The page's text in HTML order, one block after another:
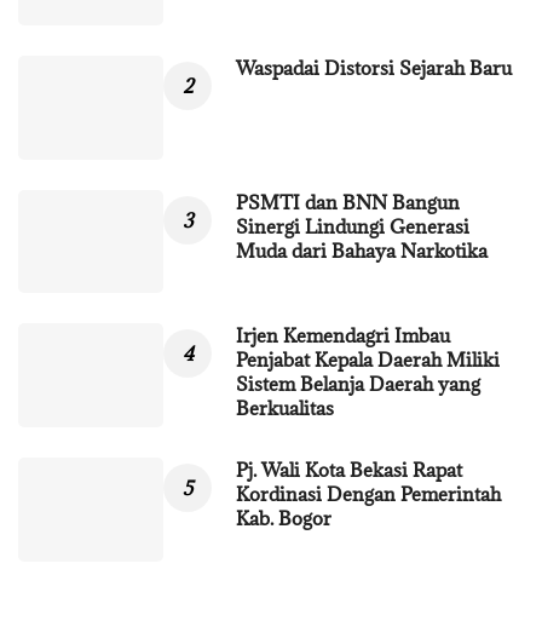
Waspadai Distorsi Sejarah Baru
PSMTI dan BNN Bangun
Sinergi Lindungi Generasi
Muda dari Bahaya Narkotika
Irjen Kemendagri Imbau
Penjabat Kepala Daerah Miliki
Sistem Belanja Daerah yang
Berkualitas
Pj. Wali Kota Bekasi Rapat
Kordinasi Dengan Pemerintah
Kab. Bogor